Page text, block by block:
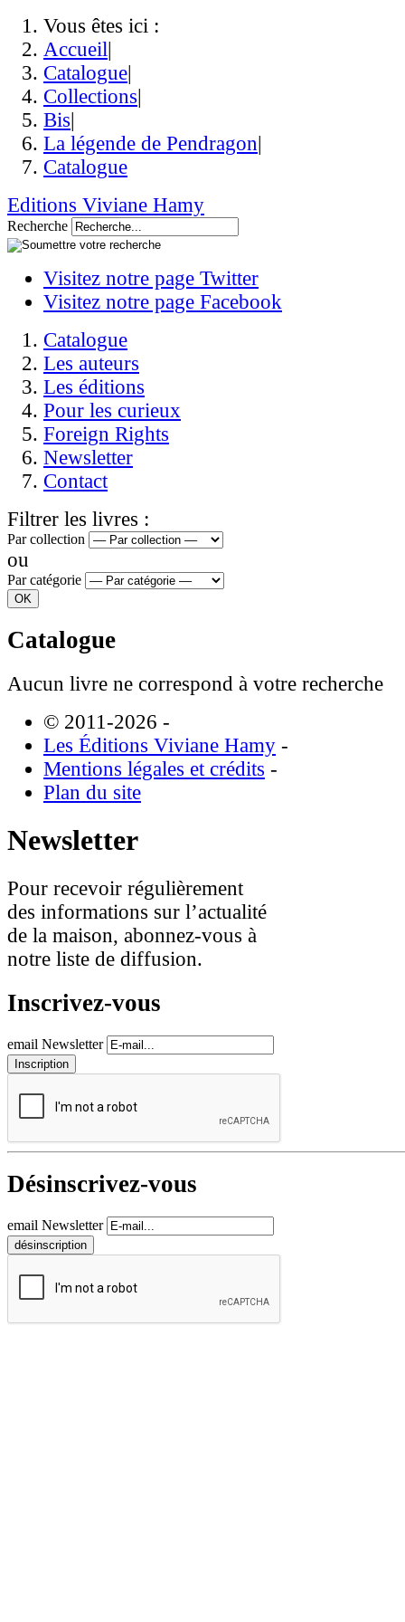
Vous êtes ici :
Accueil|
Catalogue|
Collections|
Bis|
La légende de Pendragon|
Catalogue
Editions Viviane Hamy
Recherche
Visitez notre page Twitter
Visitez notre page Facebook
Catalogue
Les auteurs
Les éditions
Pour les curieux
Foreign Rights
Newsletter
Contact
Filtrer les livres :
Par collection
ou
Par catégorie
Catalogue
Aucun livre ne correspond à votre recherche
© 2011-2026 -
Les Éditions Viviane Hamy -
Mentions légales et crédits -
Plan du site
Newsletter
Pour recevoir régulièrement
des informations sur l’actualité
de la maison, abonnez-vous à
notre liste de diffusion.
Inscrivez-vous
email Newsletter
Désinscrivez-vous
email Newsletter